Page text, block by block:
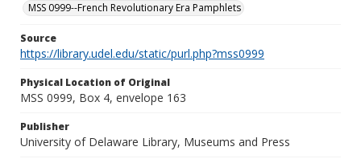
MSS 0999--French Revolutionary Era Pamphlets
Source
https://library.udel.edu/static/purl.php?mss0999
Physical Location of Original
MSS 0999, Box 4, envelope 163
Publisher
University of Delaware Library, Museums and Press